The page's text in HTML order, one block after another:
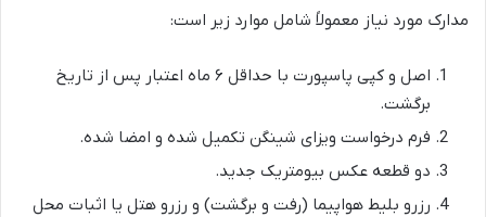
مدارک مورد نیاز معمولاً شامل موارد زیر است:
اصل و کپی پاسپورت با حداقل ۶ ماه اعتبار پس از تاریخ
برگشت.
فرم درخواست ویزای شینگن تکمیل شده و امضا شده.
دو قطعه عکس بیومتریک جدید.
رزرو بلیط هواپیما (رفت و برگشت) و رزرو هتل یا اثبات محل